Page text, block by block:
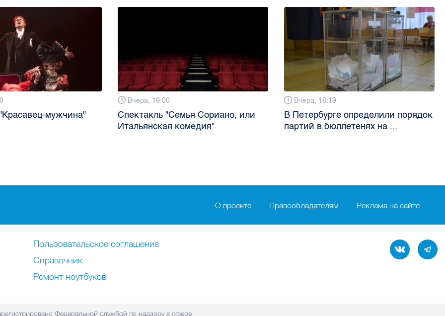
мужчина"
Вчера, 19:00
Спектакль "Семья Сориано, или
Итальянская комедия"
Вчера, 18:19
В Петербурге определили порядок
партий в бюллетенях на ...
О проекте Правообладателям Реклама на сайте
Пользовательское соглашение
Справочник
Ремонт нoутбуков
Федеральной службой по надзору в сфере